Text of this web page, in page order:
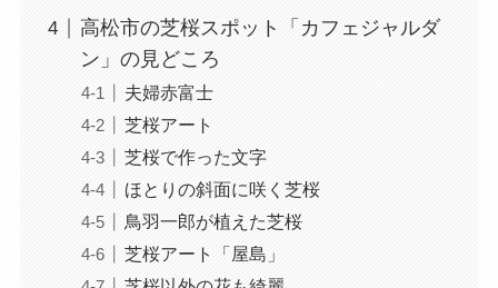
高松市の芝桜スポット「カフェジャルダ
ン」の見どころ
夫婦赤富士
芝桜アート
芝桜で作った文字
ほとりの斜面に咲く芝桜
鳥羽一郎が植えた芝桜
芝桜アート「屋島」